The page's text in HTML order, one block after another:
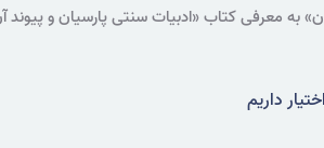
معرفی کتاب «ادبیات سنتی پارسیان و پیوند
داریم